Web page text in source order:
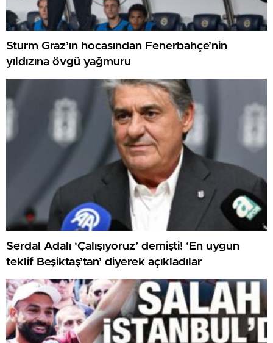
Sturm Graz’ın hocasından Fenerbahçe’nin
yıldızına övgü yağmuru
Serdal Adalı ‘Çalışıyoruz’ demişti! ‘En uygun
teklif Beşiktaş’tan’ diyerek açıkladılar